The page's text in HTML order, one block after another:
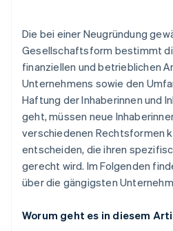
Gründungsaktien ohne
erwerben
Automatische Einreichung
Steuerformulars
Hochwertige rechtliche
Ein Jahr Stripe Payments
Partnergutschriften und
50.000 USD
Die bei einer Neugründung
Gesellschaftsform bestimmt
finanziellen und betrieblichen
Unternehmens sowie den
Haftung der Inhaberinnen und
geht, müssen neue
verschiedenen Rechtsformen
entscheiden, die ihren
gerecht wird. Im Folgenden
über die gängigsten
Worum geht es in diesem